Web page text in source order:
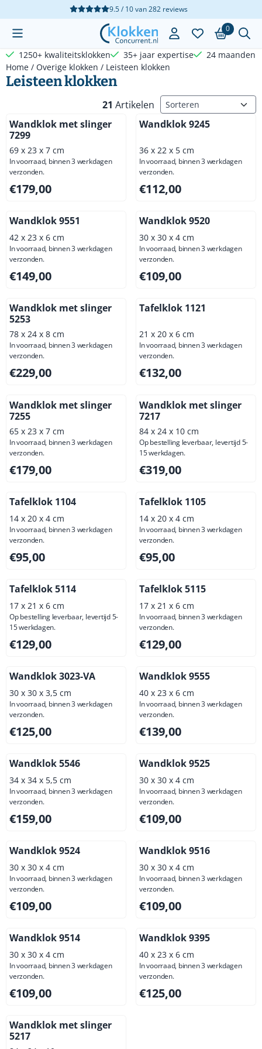
Cookievoorkeuren zijn beschikbaar. Kies instellingen of sta
9.5 / 10van282reviews
0
1250+ kwaliteitsklokken 35+ jaar expertise
24 maanden
Home / Overige klokken / Leisteen klokken
Leisteen klokken
21 Artikelen Sorteermethode
Wandklok met slinger
7299
69 x 23 x 7 cm
In voorraad, binnen 3 werkdagen
verzonden.
Prijs: 179,00, exclusief btw: 147,93
€179,00
Wandklok 9245
36 x 22 x 5 cm
In voorraad, binnen 3 werkdagen
verzonden.
Prijs: 112,00, exclusief btw:
€112,00
Wandklok 9551
42 x 23 x 6 cm
In voorraad, binnen 3 werkdagen
verzonden.
Prijs: 149,00, exclusief btw: 123,14
€149,00
Wandklok 9520
30 x 30 x 4 cm
In voorraad, binnen 3 werkdagen
verzonden.
Prijs: 109,00, exclusief btw:
€109,00
Wandklok met slinger
5253
78 x 24 x 8 cm
In voorraad, binnen 3 werkdagen
verzonden.
Prijs: 229,00, exclusief btw: 189,26
€229,00
Tafelklok 1121
21 x 20 x 6 cm
In voorraad, binnen 3 werkdagen
verzonden.
Prijs: 132,00, exclusief btw:
€132,00
Wandklok met slinger
7255
65 x 23 x 7 cm
In voorraad, binnen 3 werkdagen
verzonden.
Prijs: 179,00, exclusief btw: 147,93
€179,00
Wandklok met slinger
7217
84 x 24 x 10 cm
Op bestelling leverbaar, levertijd 5-
15 werkdagen.
Prijs: 319,00, exclusief btw:
€319,00
Tafelklok 1104
14 x 20 x 4 cm
In voorraad, binnen 3 werkdagen
verzonden.
Prijs: 95,00, exclusief btw: 78,51
€95,00
Tafelklok 1105
14 x 20 x 4 cm
In voorraad, binnen 3 werkdagen
verzonden.
Prijs: 95,00, exclusief btw:
€95,00
Tafelklok 5114
17 x 21 x 6 cm
Op bestelling leverbaar, levertijd 5-
15 werkdagen.
Prijs: 129,00, exclusief btw: 106,61
€129,00
Tafelklok 5115
17 x 21 x 6 cm
In voorraad, binnen 3 werkdagen
verzonden.
Prijs: 129,00, exclusief btw:
€129,00
Wandklok 3023-VA
30 x 30 x 3,5 cm
In voorraad, binnen 3 werkdagen
verzonden.
Prijs: 125,00, exclusief btw: 103,31
€125,00
Wandklok 9555
40 x 23 x 6 cm
In voorraad, binnen 3 werkdagen
verzonden.
Prijs: 139,00, exclusief btw:
€139,00
Wandklok 5546
34 x 34 x 5,5 cm
In voorraad, binnen 3 werkdagen
verzonden.
Prijs: 159,00, exclusief btw: 131,41
€159,00
Wandklok 9525
30 x 30 x 4 cm
In voorraad, binnen 3 werkdagen
verzonden.
Prijs: 109,00, exclusief btw:
€109,00
Wandklok 9524
30 x 30 x 4 cm
In voorraad, binnen 3 werkdagen
verzonden.
Prijs: 109,00, exclusief btw: 90,08
€109,00
Wandklok 9516
30 x 30 x 4 cm
In voorraad, binnen 3 werkdagen
verzonden.
Prijs: 109,00, exclusief btw:
€109,00
Wandklok 9514
30 x 30 x 4 cm
In voorraad, binnen 3 werkdagen
verzonden.
Prijs: 109,00, exclusief btw: 90,08
€109,00
Wandklok 9395
40 x 23 x 6 cm
In voorraad, binnen 3 werkdagen
verzonden.
Prijs: 125,00, exclusief btw:
€125,00
Wandklok met slinger
5217